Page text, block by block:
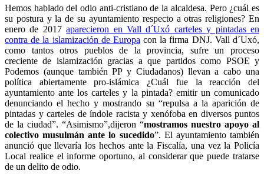
Hemos hablado del odio anti-cristiano de la alcaldesa. Pero ¿cuál es
su postura y la de su ayuntamiento respecto a otras religiones? En
enero de 2017aparecieron en Vall d´Uxó carteles y pintadas en
contra de la islamización de Europacon la firma DNJ. Vall d´Uxó,
como tantos otros pueblos de la provincia, sufre un proceso
creciente de islamización gracias a que partidos como PSOE y
Podemos (aunque también PP y Ciudadanos) llevan a cabo una
política abiertamente pro-islámica ¿Cuál fue la reacción del
ayuntamiento ante los carteles y la pintada? emitir un comunicado
denunciando el hecho y mostrando su “repulsa a la aparición de
pintadas y carteles de índole racista y xenófoba en diversos puntos
de la ciudad”. “Asimismo”,dijeron “mostramos nuestro apoyo al
colectivo musulmán ante lo sucedido”. El ayuntamiento también
anunció que llevaría los hechos ante la Fiscalía, una vez la Policía
Local realice el informe oportuno, al considerar que puede tratarse
de un delito de odio.